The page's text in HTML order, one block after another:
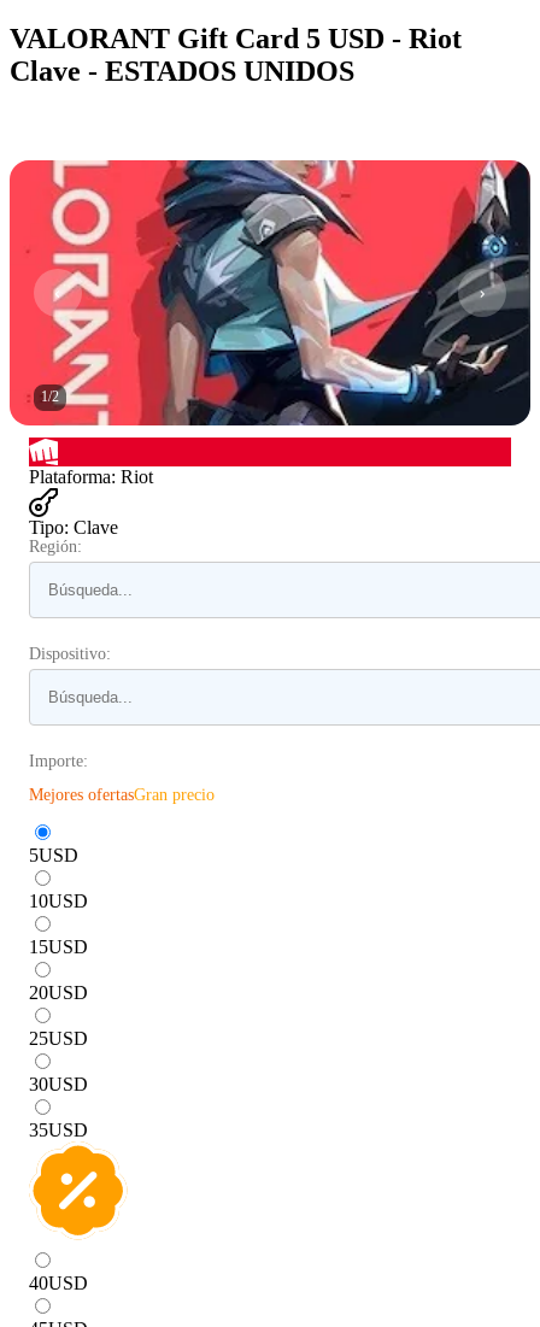
VALORANT Gift Card 5 USD - Riot
Clave - ESTADOS UNIDOS
1/2
Plataforma: Riot
Tipo: Clave
Región:
Dispositivo:
Importe:
Mejores ofertasGran precio
5USD
10USD
15USD
20USD
25USD
30USD
35USD
40USD